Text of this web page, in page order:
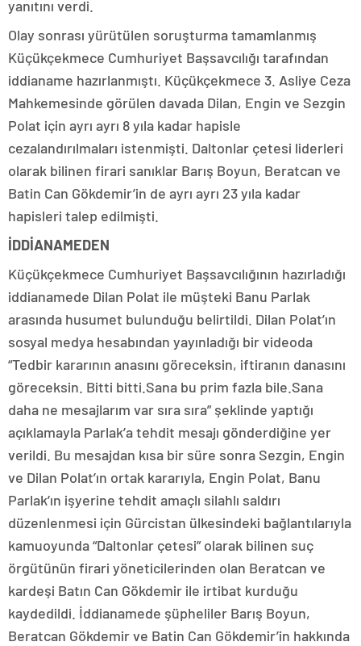
yanıtını verdi.
Olay sonrası yürütülen soruşturma tamamlanmış
Küçükçekmece Cumhuriyet Başsavcılığı tarafından
iddianame hazırlanmıştı. Küçükçekmece 3. Asliye Ceza
Mahkemesinde görülen davada Dilan, Engin ve Sezgin
Polat için ayrı ayrı 8 yıla kadar hapisle
cezalandırılmaları istenmişti. Daltonlar çetesi liderleri
olarak bilinen firari sanıklar Barış Boyun, Beratcan ve
Batin Can Gökdemir’in de ayrı ayrı 23 yıla kadar
hapisleri talep edilmişti.
İDDİANAMEDEN
Küçükçekmece Cumhuriyet Başsavcılığının hazırladığı
iddianamede Dilan Polat ile müşteki Banu Parlak
arasında husumet bulunduğu belirtildi. Dilan Polat’ın
sosyal medya hesabından yayınladığı bir videoda
“Tedbir kararının anasını göreceksin, iftiranın danasını
göreceksin. Bitti bitti.Sana bu prim fazla bile.Sana
daha ne mesajlarım var sıra sıra” şeklinde yaptığı
açıklamayla Parlak’a tehdit mesajı gönderdiğine yer
verildi. Bu mesajdan kısa bir süre sonra Sezgin, Engin
ve Dilan Polat’ın ortak kararıyla, Engin Polat, Banu
Parlak’ın işyerine tehdit amaçlı silahlı saldırı
düzenlenmesi için Gürcistan ülkesindeki bağlantılarıyla
kamuoyunda “Daltonlar çetesi” olarak bilinen suç
örgütünün firari yöneticilerinden olan Beratcan ve
kardeşi Batın Can Gökdemir ile irtibat kurduğu
kaydedildi. İddianamede şüpheliler Barış Boyun,
Beratcan Gökdemir ve Batin Can Gökdemir’in hakkında